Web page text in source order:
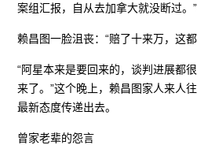
案组汇报，自从去加拿大就没断过。
赖昌图一脸沮丧：“赔了十来万，这
“阿星本来是要回来的，谈判进展都
来了。”这个晚上，赖昌图家人来人
最新态度传递出去。
曾家老辈的怨言